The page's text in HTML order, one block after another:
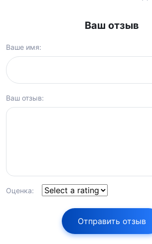
Ваш отзыв
Ваше имя:
Ваш отзыв:
Оценка:
Отправить отзыв